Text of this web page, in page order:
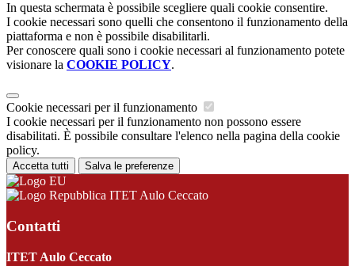
In questa schermata è possibile scegliere quali cookie consentire.
I cookie necessari sono quelli che consentono il funzionamento della
piattaforma e non è possibile disabilitarli.
Per conoscere quali sono i cookie necessari al funzionamento potete
visionare la COOKIE POLICY.
Cookie necessari per il funzionamento
I cookie necessari per il funzionamento non possono essere
disabilitati. È possibile consultare l'elenco nella pagina della cookie
policy.
Accetta tutti Salva le preferenze
ITET Aulo Ceccato
Contatti
ITET Aulo Ceccato